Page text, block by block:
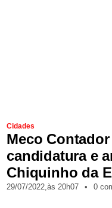
Cidades
Meco
candidatura e
Chiquinho da
29/07/2022,às 20h07 • 0